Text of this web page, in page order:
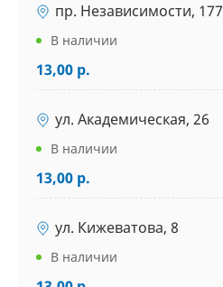
пр. Независимости, 177
В наличии
13,00 р.
ул. Академическая, 26
В наличии
13,00 р.
ул. Кижеватова, 8
В наличии